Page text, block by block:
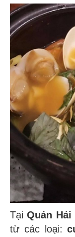
TạiQuán Hải
từ các loại: